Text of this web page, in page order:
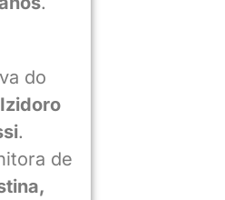
do
Izidoro
.
de